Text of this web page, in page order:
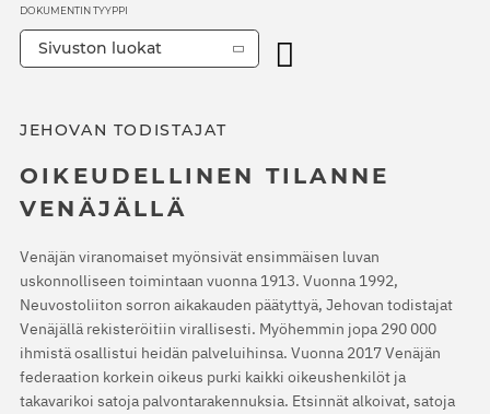
JEHOVAN TODISTAJAT
OIKEUDELLINEN TILANNE
VENÄJÄLLÄ
Venäjän viranomaiset myönsivät ensimmäisen luvan
uskonnolliseen toimintaan vuonna 1913. Vuonna 1992,
Neuvostoliiton sorron aikakauden päätyttyä, Jehovan todistajat
Venäjällä rekisteröitiin virallisesti. Myöhemmin jopa 290 000
ihmistä osallistui heidän palveluihinsa. Vuonna 2017 Venäjän
federaation korkein oikeus purki kaikki oikeushenkilöt ja
takavarikoi satoja palvontarakennuksia. Etsinnät alkoivat, satoja
DOKUMENTIN TYYPPI
Sivuston luokat